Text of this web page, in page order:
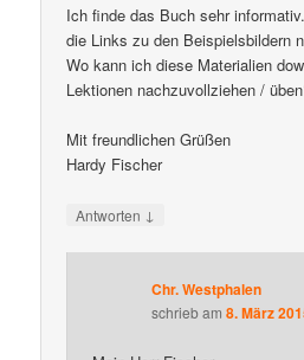
Ich finde das Buch sehr
die Links zu den Beispielsbildern
Wo kann ich diese Materialien
Lektionen nachzuvollziehen /
Mit freundlichen Grüßen
Hardy Fischer
Antworten ↓
Chr. Westphalen
schriebam8. März